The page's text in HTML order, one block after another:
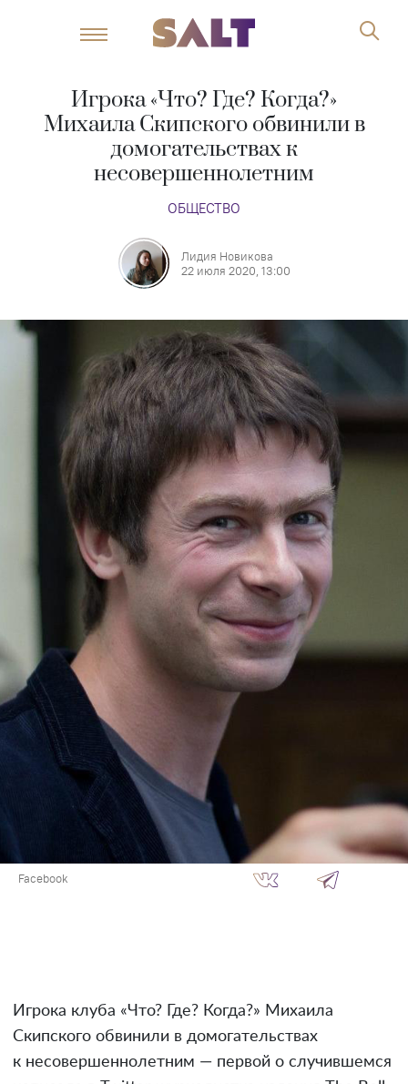
Игрока «Что? Где? Когда?»
Михаила Скипского обвинили в
домогательствах к
несовершеннолетним
ОБЩЕСТВО
Лидия Новикова
22 июля 2020, 13:00
Facebook
Игрока клуба «Что? Где? Когда?» Михаила
Скипского обвинили в домогательствах
к несовершеннолетним — первой о случившемся